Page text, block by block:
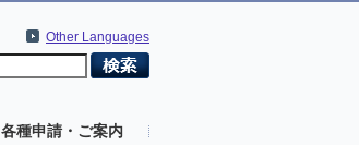
Other Languages
各種申請・ご案内